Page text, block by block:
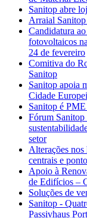
Sanitop abre
Arraial
Candidatura
fotovoltaicos
24 de fevereiro
Comitiva do
Sanitop
Sanitop apoia
Cidade
Sanitop é
Fórum Sanitop
setor
Alterações
centrais e
Apoio à
de Edifícios –
Soluções de
Sanitop -
Passivhaus